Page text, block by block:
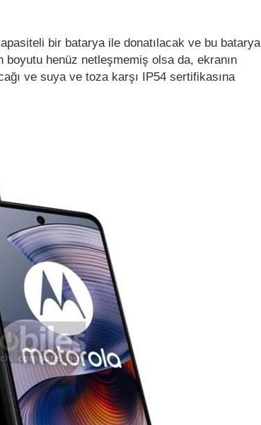
bir batarya ile donatılacak ve bu batarya
boyutu henüz netleşmemiş olsa da, ekranın
ve suya ve toza karşı IP54 sertifikasına